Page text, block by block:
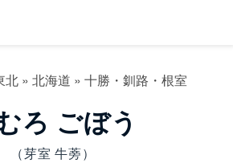
北» 北海道 » 十勝・釧路・根室
ろ ごぼう
（芽室 牛蒡）